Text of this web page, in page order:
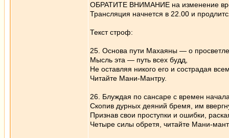
ОБРАТИТЕ ВНИМАНИЕ на изменение
Трансляция начнется в 22.00 и
Текст строф:
25. Основа пути Махаяны — о
Мысль эта — путь всех будд,
Не оставляя никого его и сострадая
Читайте Мани-Мантру.
26. Блуждая по сансаре с времен
Скопив дурных деяний бремя, им
Признав свои проступки и ошибки,
Четыре силы обретя, читайте Мани-